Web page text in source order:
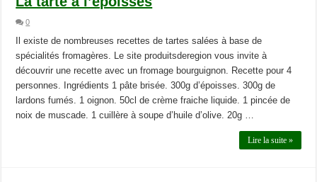
0
Il existe de nombreuses recettes de tartes salées à base de
spécialités fromagères. Le site produitsderegion vous invite à
découvrir une recette avec un fromage bourguignon. Recette pour 4
personnes. Ingrédients 1 pâte brisée. 300g d’époisses. 300g de
lardons fumés. 1 oignon. 50cl de crème fraiche liquide. 1 pincée de
noix de muscade. 1 cuillère à soupe d’huile d’olive. 20g …
Lire la suite »